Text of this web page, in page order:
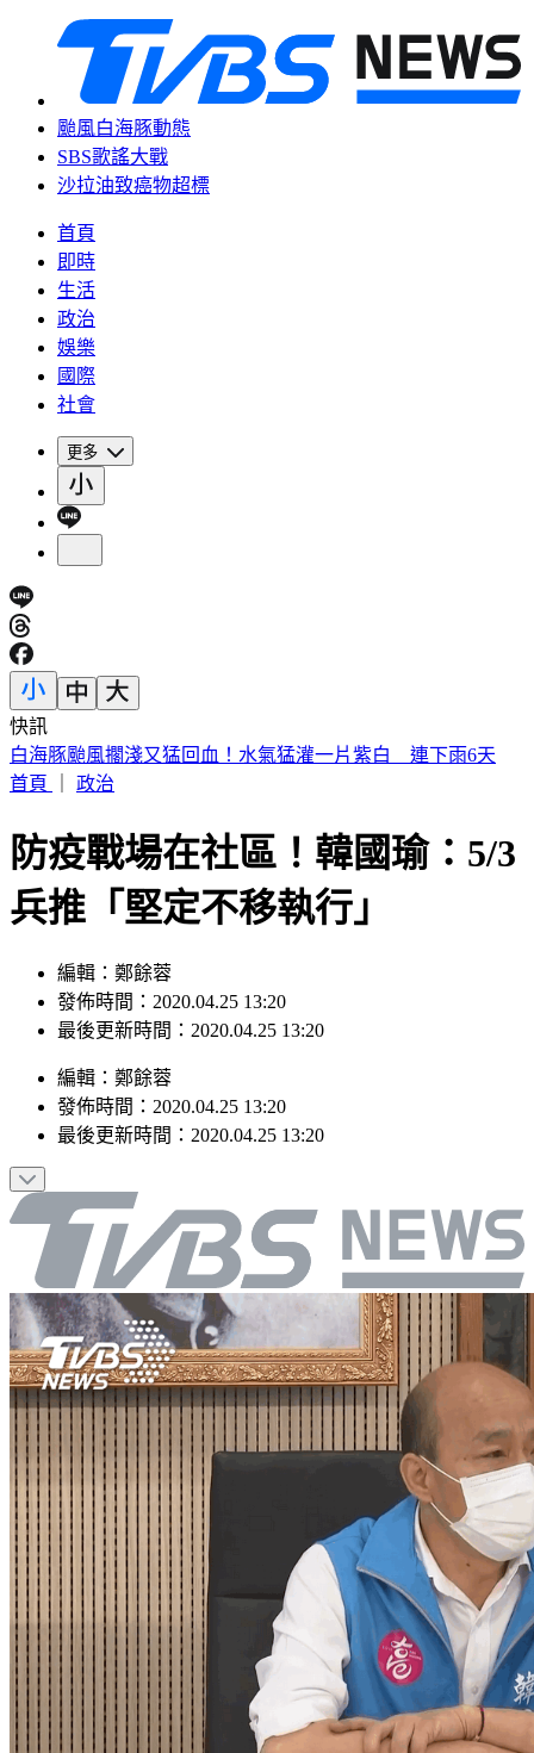
颱風白海豚動態
SBS歌謠大戰
沙拉油致癌物超標
首頁
即時
生活
政治
娛樂
國際
社會
更多
快訊
提醒國一新生守秩序！台中女師遭「掃把刺眼重傷」恐失明
首頁
政治
防疫戰場在社區！韓國瑜：5/3
兵推「堅定不移執行」
編輯：鄭餘蓉
發佈時間：2020.04.25 13:20
最後更新時間：2020.04.25 13:20
編輯 ： 鄭餘蓉
發佈時間： 2020.04.25 13:20
最後更新時間： 2020.04.25 13:20